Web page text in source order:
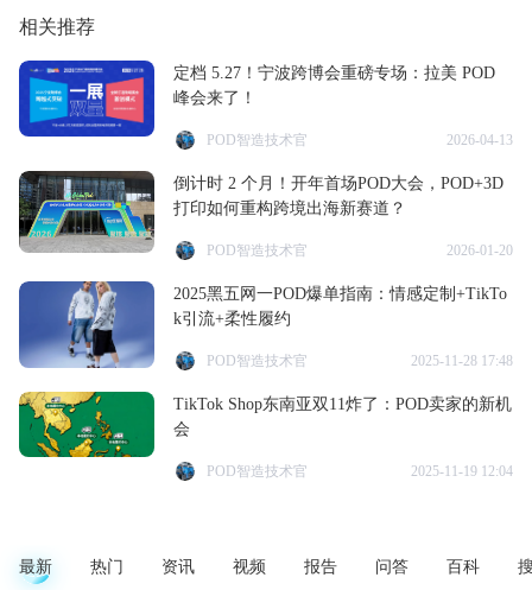
相关推荐
定档 5.27！宁波跨博会重磅专场：拉美 POD
峰会来了！
POD智造技术官 2026-04-13
倒计时 2 个月！开年首场POD大会，POD+3D
打印如何重构跨境出海新赛道？
POD智造技术官 2026-01-20
2025黑五网一POD爆单指南：情感定制+TikTo
k引流+柔性履约
POD智造技术官 2025-11-28 17:48
TikTok Shop东南亚双11炸了：POD卖家的新机
会
POD智造技术官 2025-11-19 12:04
最新 热门 资讯 视频 报告 问答 百科